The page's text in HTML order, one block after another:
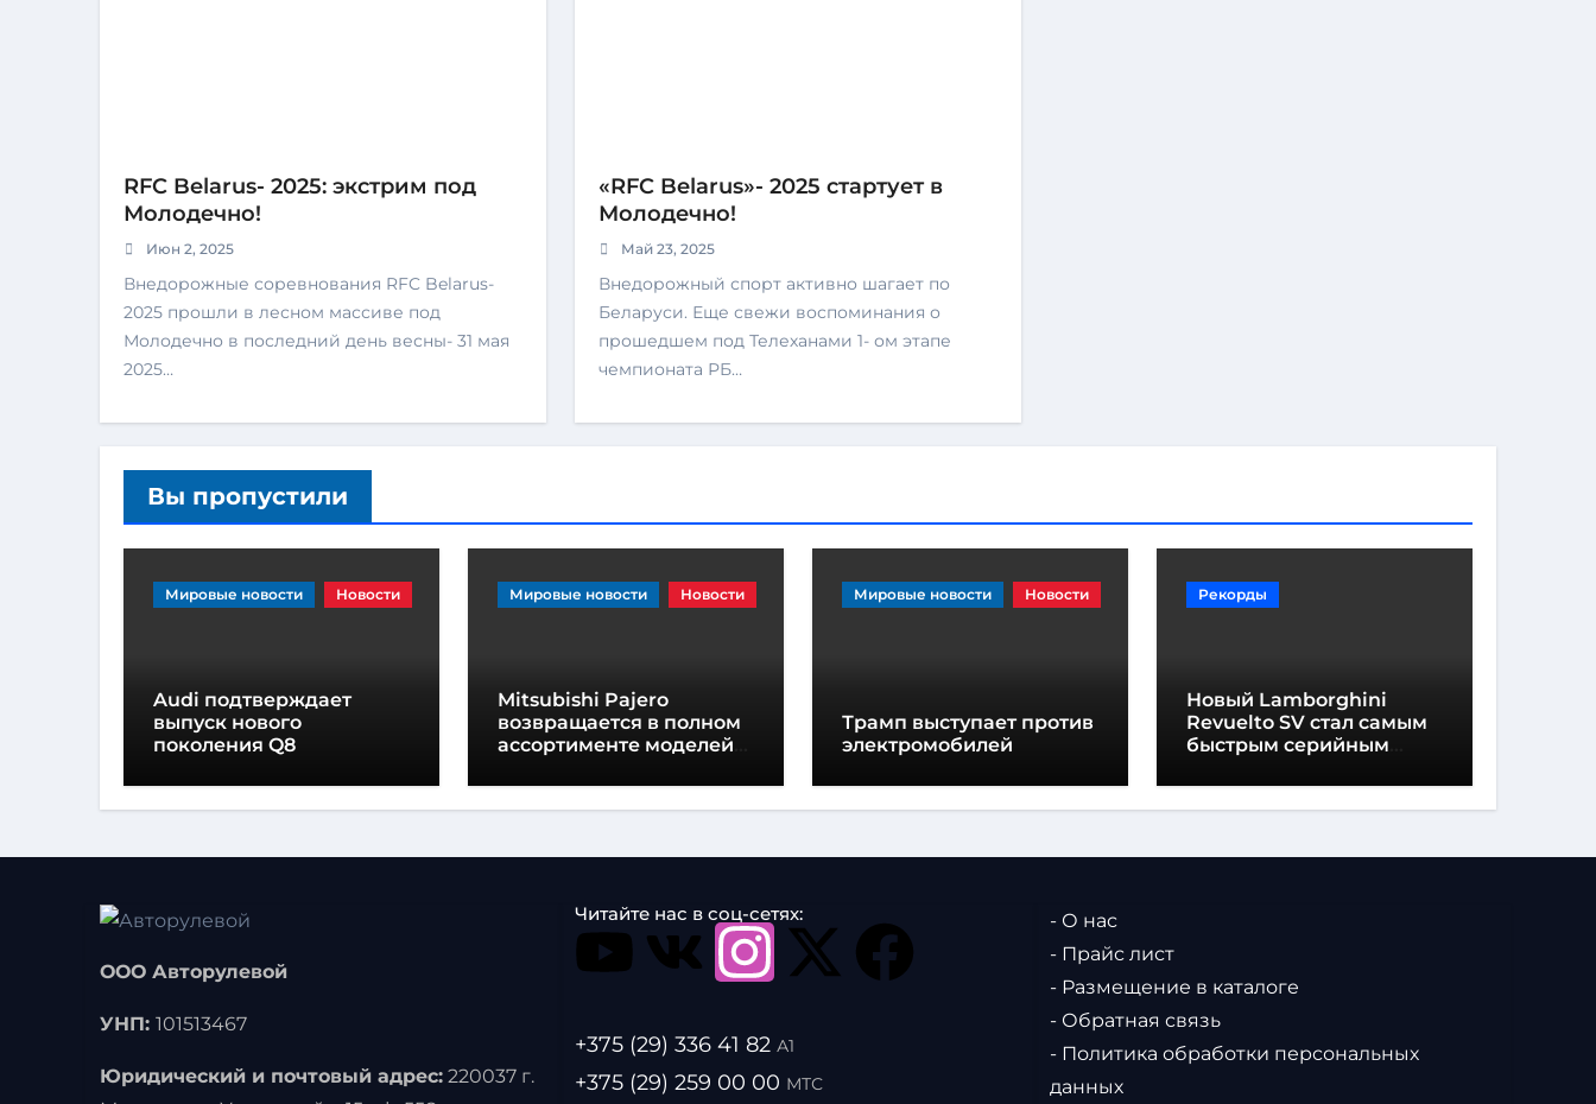
RFC Belarus- 2025: экстрим под
Молодечно!
Июн 2, 2025
Внедорожные соревнования RFC Belarus-
2025 прошли в лесном массиве под
Молодечно в последний день весны- 31 мая
2025…
«RFC Belarus»- 2025 стартует в
Молодечно!
Май 23, 2025
Внедорожный спорт активно шагает по
Беларуси. Еще свежи воспоминания о
прошедшем под Телеханами 1- ом этапе
чемпионата РБ…
Вы пропустили
Мировые новости Новости
Audi подтверждает
выпуск нового
поколения Q8
Мировые новости Новости
Mitsubishi Pajero
возвращается в полном
ассортименте моделей
Мировые новости Новости
Трамп выступает против
электромобилей
Рекорды
Новый Lamborghini
Revuelto SV стал самым
быстрым серийным
Хоккенхайме
ООО Авторулевой
УНП: 101513467
Юридический и почтовый адрес: 220037 г.
Читайте нас в соц-сетях:
+375 (29) 336 41 82 А1
+375 (29) 259 00 00 МТС
- О нас
- Прайс лист
- Размещение в каталоге
- Обратная связь
- Политика обработки персональных
данных